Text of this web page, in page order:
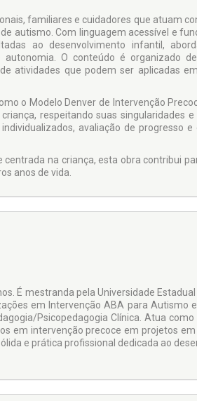
familiares e cuidadores que atuam
autismo. Com linguagem acessível e
ao desenvolvimento infantil,
autonomia. O conteúdo é organizado
atividades que podem ser aplicadas
o Modelo Denver de Intervenção
respeitando suas singularidades
avaliação de progresso
na criança, esta obra contribui
anos de vida.
É mestranda pela Universidade Estadual
em Intervenção ABA para Autismo
Psicopedagogia Clínica. Atua
em intervenção precoce em projetos em
e prática profissional dedicada ao